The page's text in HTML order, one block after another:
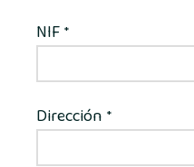
NIF *
Dirección *